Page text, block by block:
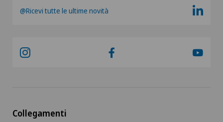
@Ricevi tutte le ultime novità
Collegamenti